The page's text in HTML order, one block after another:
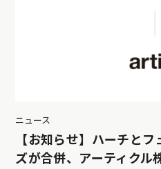
ニュース
【お知らせ】ハーチと
ズが合併、アーティクル